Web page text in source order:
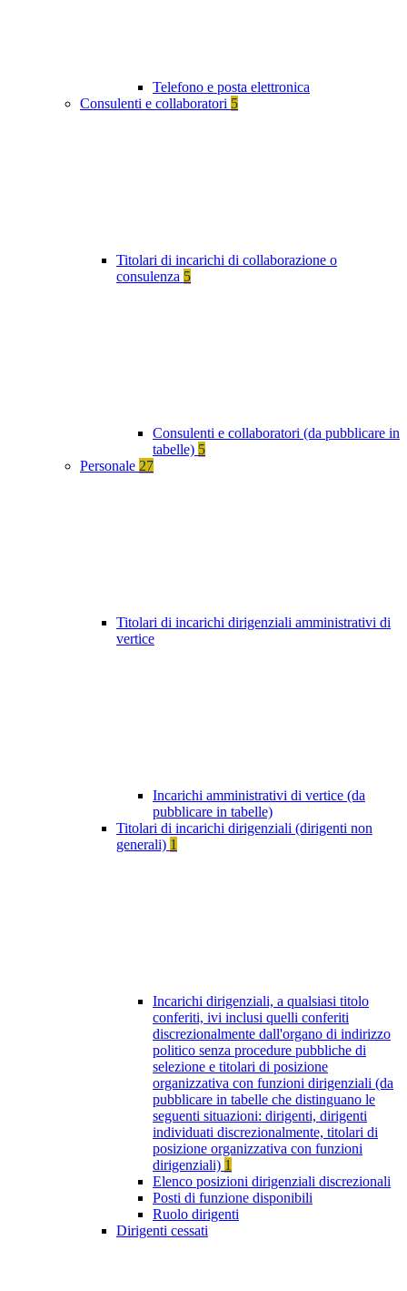
Telefono e posta elettronica
Consulenti e collaboratori 5
Titolari di incarichi di collaborazione o
consulenza 5
Consulenti e collaboratori (da pubblicare in
tabelle) 5
Personale 27
Titolari di incarichi dirigenziali amministrativi di
vertice
Incarichi amministrativi di vertice (da
pubblicare in tabelle)
Titolari di incarichi dirigenziali (dirigenti non
generali) 1
Incarichi dirigenziali, a qualsiasi titolo
conferiti, ivi inclusi quelli conferiti
discrezionalmente dall'organo di indirizzo
politico senza procedure pubbliche di
selezione e titolari di posizione
organizzativa con funzioni dirigenziali (da
pubblicare in tabelle che distinguano le
seguenti situazioni: dirigenti, dirigenti
individuati discrezionalmente, titolari di
posizione organizzativa con funzioni
dirigenziali) 1
Elenco posizioni dirigenziali discrezionali
Posti di funzione disponibili
Ruolo dirigenti
Dirigenti cessati